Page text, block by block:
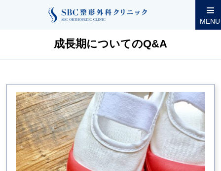
MENU
整形外科コラム 成長期についてのQ&A一覧
成長期についてのQ&A